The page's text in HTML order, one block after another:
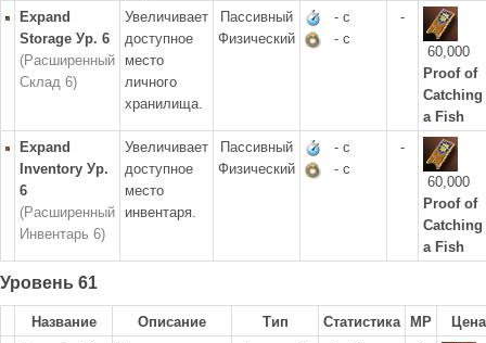
Expand
Storage Ур. 6
(Расширенный
Склад 6)
Увеличивает
доступное
место
личного
хранилища.
Пассивный
Физический
- с
- с
-
60,000
Proof of
Catching
a Fish
Expand
Inventory Ур.
6
(Расширенный
Инвентарь 6)
Увеличивает
доступное
место
инвентаря.
Пассивный
Физический
- с
- с
-
60,000
Proof of
Catching
a Fish
Уровень 61
Название Описание Тип Статистика MP
Цена